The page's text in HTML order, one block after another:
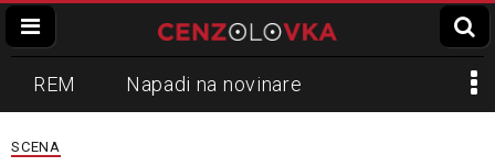
REM Napadi na novinare
Zvučni top
SCENA